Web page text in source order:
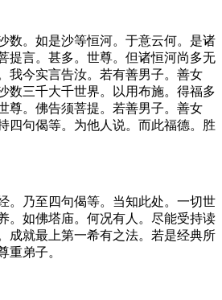
数。如是沙等恒河。于意云何。是诸
提言。甚多。世尊。但诸恒河尚多无
我今实言告汝。若有善男子。善女
数三千大千世界。以用布施。得福多
尊。佛告须菩提。若善男子。善女
四句偈等。为他人说。而此福德。胜
。乃至四句偈等。当知此处。一切世
。如佛塔庙。何况有人。尽能受持读
成就最上第一希有之法。若是经典所
重弟子。